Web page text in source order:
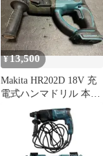
¥13,500
Makita HR202D 18V 充
電式ハンマドリル 本体